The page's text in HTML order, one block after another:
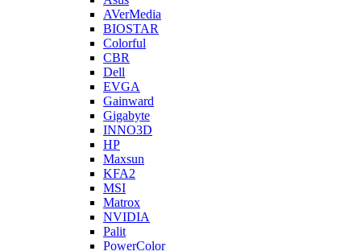
AVerMedia
BIOSTAR
Colorful
CBR
Dell
EVGA
Gainward
Gigabyte
INNO3D
HP
Maxsun
KFA2
MSI
Matrox
NVIDIA
Palit
PowerColor